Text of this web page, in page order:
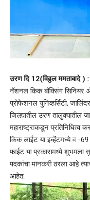
उरण दि 12(विठ्ठल ममताबादे ) :
नॅशनल किक बॉक्सिंग सिनियर
प्रोफेशनल युनिव्हर्सिटी,
जिल्ह्यातील उरण तालुक्यातील
महाराष्ट्राकडून प्रतिनिधित्व
किक लाईट या इव्हेंटमध्ये व -
फाईट या प्रकारामध्ये
पदकांचा मानकरी ठरला आहे
आहेत.